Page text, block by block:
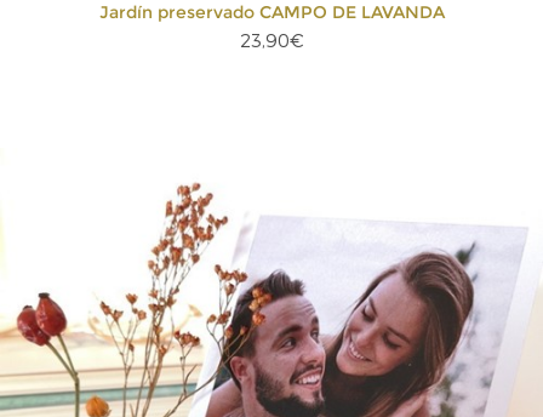
Jardín preservado CAMPO DE LAVANDA
23,90€